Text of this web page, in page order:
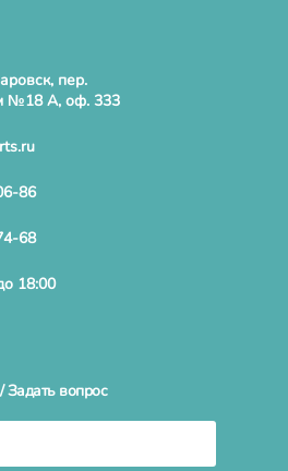
пер.
№18 А, оф. 333
86
68
18:00
Задать вопрос